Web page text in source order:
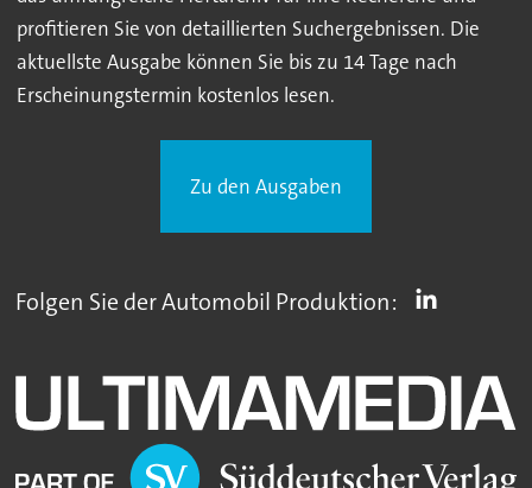
profitieren Sie von detaillierten Suchergebnissen. Die
aktuellste Ausgabe können Sie bis zu 14 Tage nach
Erscheinungstermin kostenlos lesen.
Zu den Ausgaben
Folgen Sie der Automobil Produktion: